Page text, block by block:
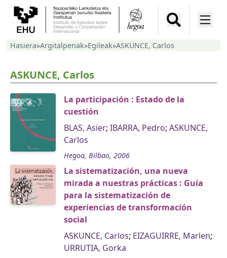
Hasiera»Argitalpenak»Egileak»ASKUNCE, Carlos
ASKUNCE, Carlos
La participación : Estado de la
cuestión
BLAS, Asier; IBARRA, Pedro; ASKUNCE,
Carlos
Hegoa, Bilbao, 2006
La sistematización, una nueva
mirada a nuestras prácticas : Guía
para la sistematización de
experiencias de transformación
social
ASKUNCE, Carlos; EIZAGUIRRE, Marlen;
URRUTIA, Gorka